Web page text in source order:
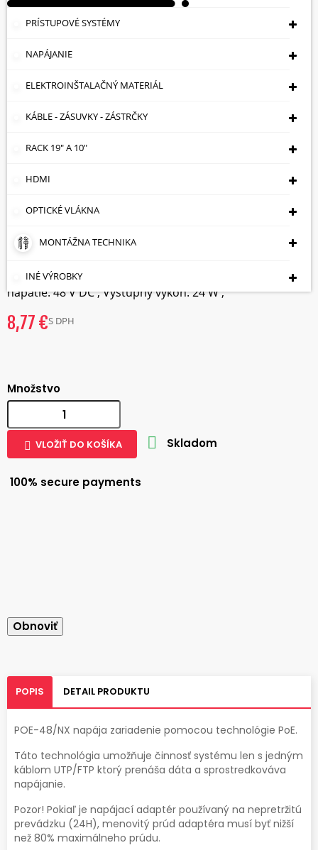
PRÍSTUPOVÉ SYSTÉMY
NAPÁJANIE
ELEKTROINŠTALAČNÝ MATERIÁL
KÁBLE - ZÁSUVKY - ZÁSTRČKY
RACK 19" A 10"
HDMI
OPTICKÉ VLÁKNA
MONTÁŽNA TECHNIKA
INÉ VÝROBKY
NAPÁJANIE PO KRÚTENEJ
DVOJLINKE POE-48/NX 48 V DC 24
W
PoE;Vstupné napätie: 100 V ... 240 V AC ; Výstupné
napätie: 48 V DC ; Výstupný výkon: 24 W ;
8,77 €S DPH
Množstvo
 VLOŽIŤ DO KOŠÍKA  Skladom
100% secure payments
POPIS DETAIL PRODUKTU
POE-48/NX napája zariadenie pomocou technológie PoE.
Táto technológia umožňuje činnosť systému len s jedným
káblom UTP/FTP ktorý prenáša dáta a sprostredkováva
napájanie.
Pozor! Pokiaľ je napájací adaptér používaný na nepretržitú
prevádzku (24H), menovitý prúd adaptéra musí byť nižší
než 80% maximálneho prúdu.